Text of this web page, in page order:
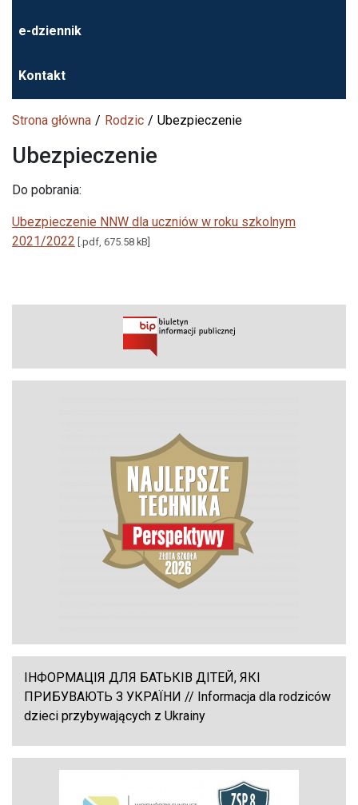
e-dziennik
Kontakt
Strona główna Rodzic Ubezpieczenie
Ubezpieczenie
Do pobrania:
Ubezpieczenie NNW dla uczniów w roku szkolnym
2021/2022 [.pdf, 675.58 kB]
ІНФОРМАЦІЯ ДЛЯ БАТЬКІВ ДІТЕЙ, ЯКІ
ПРИБУВАЮТЬ З УКРАЇНИ // Informacja dla rodziców
dzieci przybywających z Ukrainy